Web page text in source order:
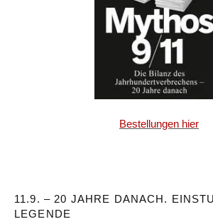
Bestellungen hier
11.9. – 20 JAHRE DANACH.
LEGENDE